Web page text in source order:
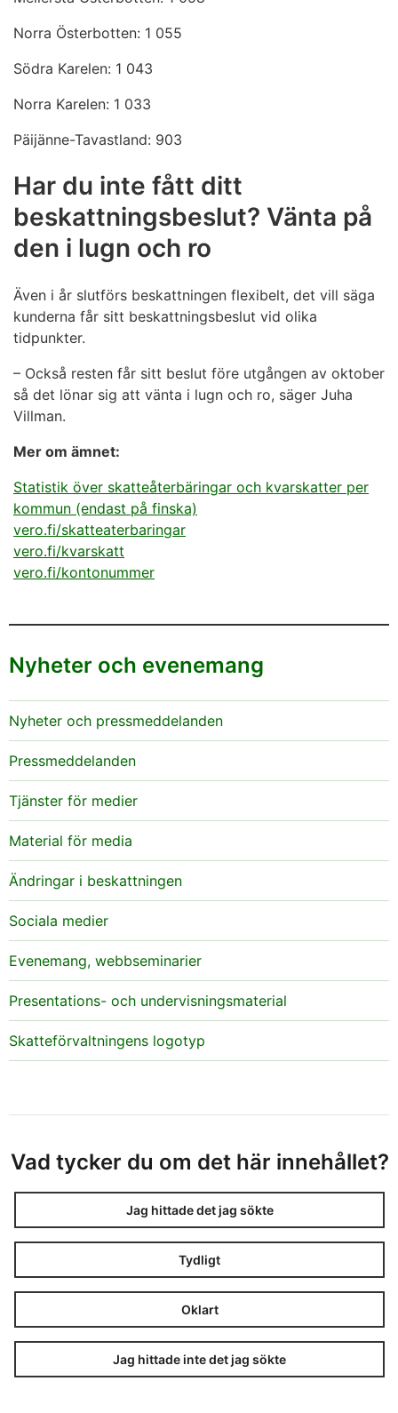
Norra Österbotten: 1 055
Södra Karelen: 1 043
Norra Karelen: 1 033
Päijänne-Tavastland: 903
Har du inte fått ditt
beskattningsbeslut? Vänta på
den i lugn och ro
Även i år slutförs beskattningen flexibelt, det vill säga
kunderna får sitt beskattningsbeslut vid olika
tidpunkter.
– Också resten får sitt beslut före utgången av oktober
så det lönar sig att vänta i lugn och ro, säger Juha
Villman.
Mer om ämnet:
Statistik över skatteåterbäringar och kvarskatter per
kommun (endast på finska)
vero.fi/skatteaterbaringar
vero.fi/kvarskatt
vero.fi/kontonummer
Nyheter och evenemang
Nyheter och pressmeddelanden
Pressmeddelanden
Tjänster för medier
Material för media
Ändringar i beskattningen
Sociala medier
Evenemang, webbseminarier
Presentations- och undervisningsmaterial
Skatteförvaltningens logotyp
Vad tycker du om det här innehållet?
Jag hittade det jag sökte
Tydligt
Oklart
Jag hittade inte det jag sökte